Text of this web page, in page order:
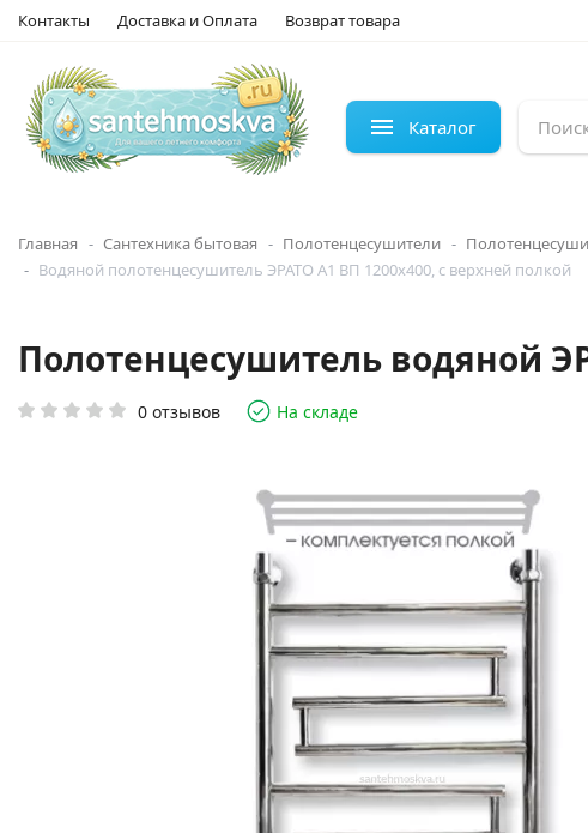
Контакты Доставка и Оплата Возврат товара
Каталог
Главная Сантехника бытовая Полотенцесушители
Водяной полотенцесушитель ЭРАТО А1 ВП 1200x400, с верхней полкой
Полотенцесушитель водяной
0 отзывов На складе